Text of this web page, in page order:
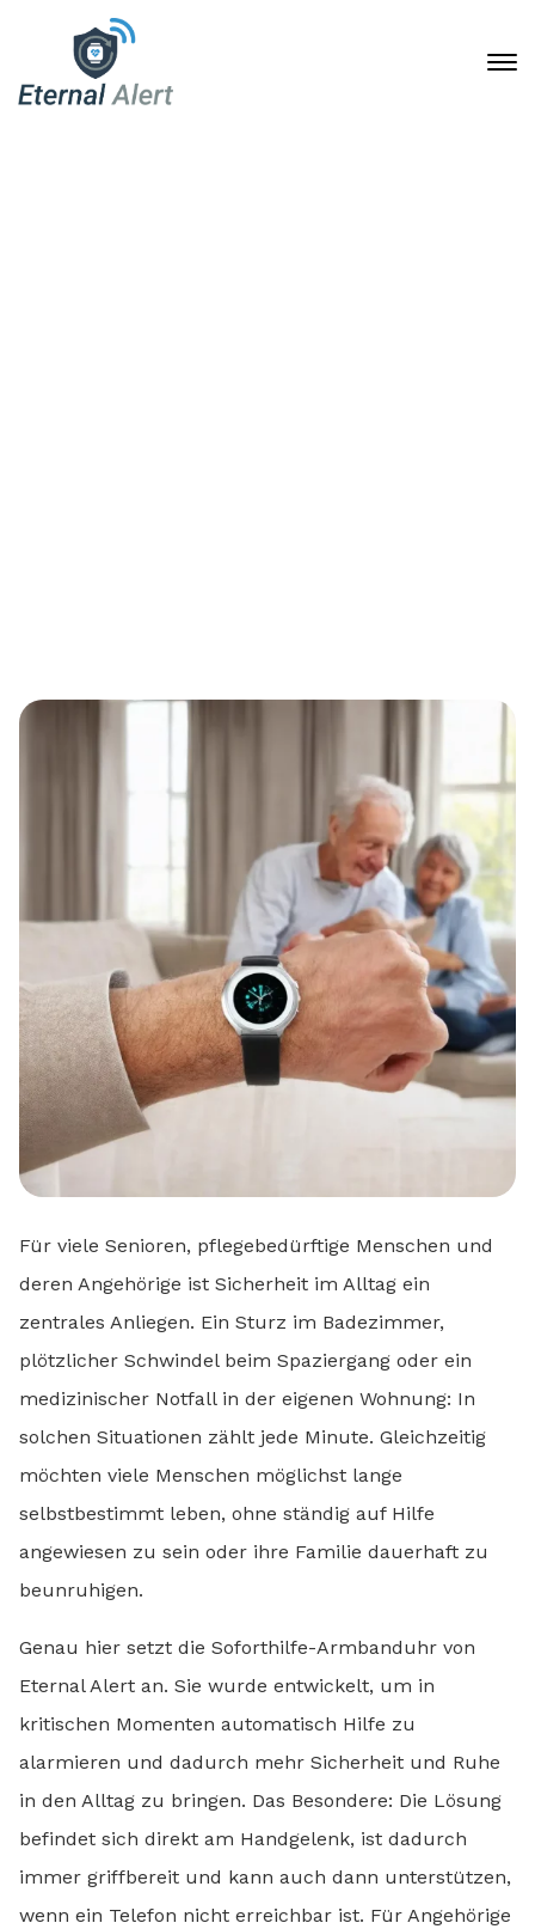
Für viele Senioren, pflegebedürftige Menschen und
deren Angehörige ist Sicherheit im Alltag ein
zentrales Anliegen. Ein Sturz im Badezimmer,
plötzlicher Schwindel beim Spaziergang oder ein
medizinischer Notfall in der eigenen Wohnung: In
solchen Situationen zählt jede Minute. Gleichzeitig
möchten viele Menschen möglichst lange
selbstbestimmt leben, ohne ständig auf Hilfe
angewiesen zu sein oder ihre Familie dauerhaft zu
beunruhigen.
Genau hier setzt die Soforthilfe-Armbanduhr von
Eternal Alert an. Sie wurde entwickelt, um in
kritischen Momenten automatisch Hilfe zu
alarmieren und dadurch mehr Sicherheit und Ruhe
in den Alltag zu bringen. Das Besondere: Die Lösung
befindet sich direkt am Handgelenk, ist dadurch
immer griffbereit und kann auch dann unterstützen,
wenn ein Telefon nicht erreichbar ist. Für Angehörige